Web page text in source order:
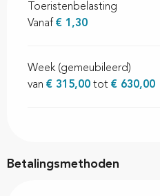
Toeristenbelasting
Vanaf € 1,30
Week (gemeubileerd)
van € 315,00 tot € 630,00
Betalingsmethoden